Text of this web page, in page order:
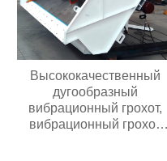
Высококачественный
дугообразный
вибрационный грохот,
вибрационный грохот